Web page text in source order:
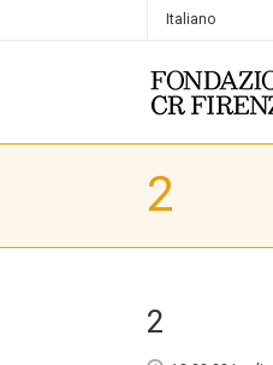
Italiano
2
2